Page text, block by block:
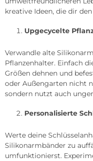
kreative Ideen, die dir
Upgecycelte
Verwandle alte
Pflanzenhalter. Einfach
Größen dehnen und
oder Außengarten nicht
sondern nutzt auch
Personalisierte
Werte deine
Silikonarmbänder zu
umfunktionierst.